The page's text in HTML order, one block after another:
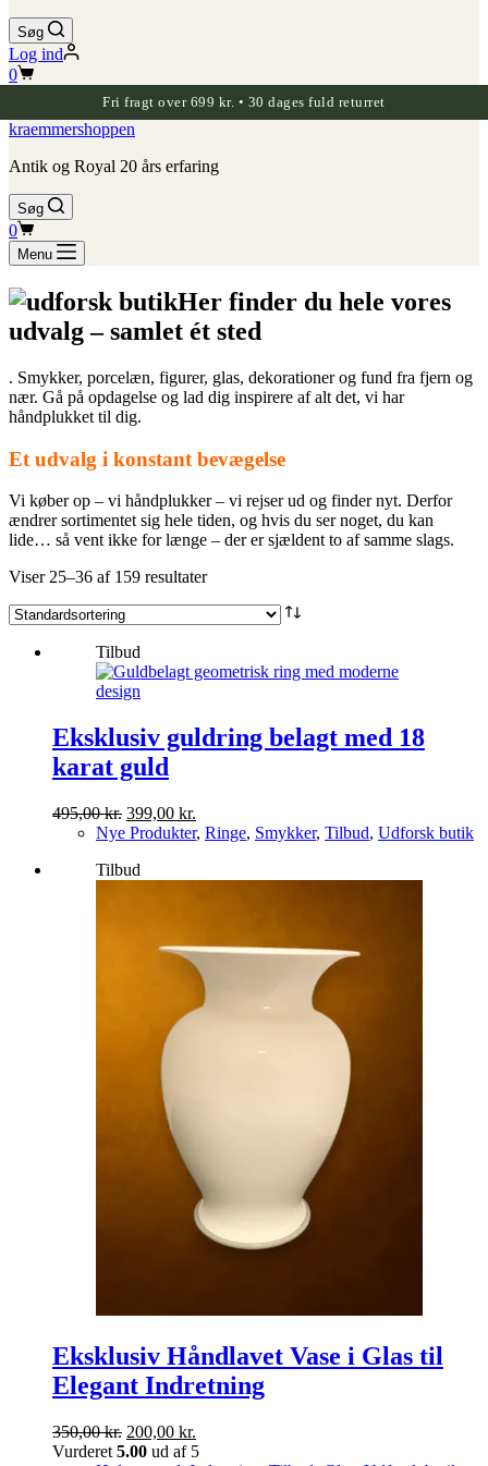
Søg
Log ind
Indkøbskurv
0
Fri fragt over 699 kr. • 30 dages fuld returret
kraemmershoppen
Antik og Royal 20 års erfaring
Søg
Indkøbskurv
0
Menu
Her finder du hele vores
udvalg – samlet ét sted
. Smykker, porcelæn, figurer, glas, dekorationer og fund fra fjern og
nær. Gå på opdagelse og lad dig inspirere af alt det, vi har
håndplukket til dig.
Et udvalg i konstant bevægelse
Vi køber op – vi håndplukker – vi rejser ud og finder nyt. Derfor
ændrer sortimentet sig hele tiden, og hvis du ser noget, du kan
lide… så vent ikke for længe – der er sjældent to af samme slags.
Viser 25–36 af 159 resultater
Tilbud
Eksklusiv guldring belagt med 18
karat guld
495,00kr. Den
oprindelige
var:
399,00 kr.
aktuelle
Nye Produkter, Ringe, Smykker, Tilbud, Udforsk butik
Tilbud
Eksklusiv Håndlavet Vase i Glas til
Elegant Indretning
350,00kr. Den
oprindelige
200,00 kr.
aktuelle
Vurderet 5.00 ud af 5